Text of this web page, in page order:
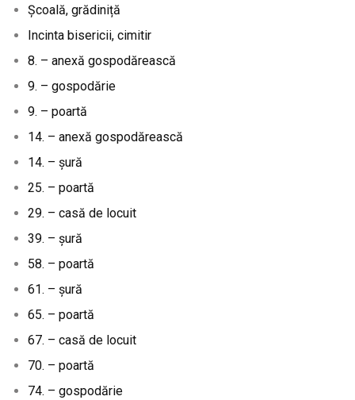
Școală, grădiniță
Incinta bisericii, cimitir
8. – anexă gospodărească
9. – gospodărie
9. – poartă
14. – anexă gospodărească
14. – șură
25. – poartă
29. – casă de locuit
39. – șură
58. – poartă
61. – șură
65. – poartă
67. – casă de locuit
70. – poartă
74. – gospodărie